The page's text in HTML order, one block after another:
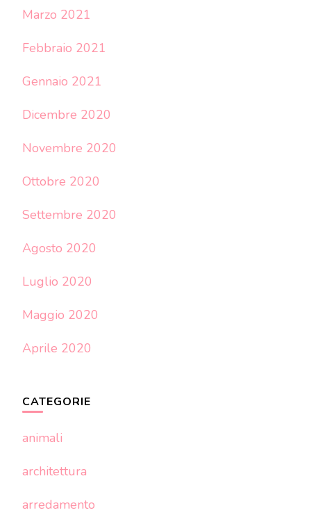
Marzo 2021
Febbraio 2021
Gennaio 2021
Dicembre 2020
Novembre 2020
Ottobre 2020
Settembre 2020
Agosto 2020
Luglio 2020
Maggio 2020
Aprile 2020
CATEGORIE
animali
architettura
arredamento